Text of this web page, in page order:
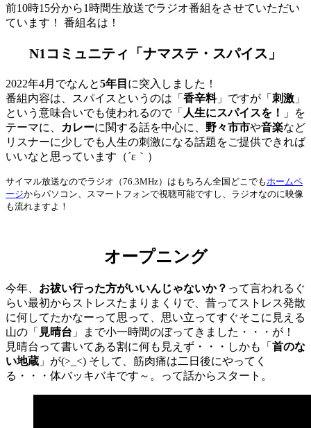
前10時15分から1時間生放送でラジオ番組をさせていただい
ています！ 番組名は！
N1コミュニティ「ナマステ・スパイス」
2022年4月でなんと5年目 に突入しました！
番組内容は、スパイスというのは「 香辛料」ですが「 刺激 」
という意味合いでも使われるので「 人生にスパイスを！
」を
テーマに、
カレーに関する話を中心に、 野々市市や音楽など
リスナーに少しでも人生の刺激になる話題をご提供できれば
いいなと思っています（´ε｀）
サイマル放送なのでラジオ（76.3MHz）はもちろん全国どこでも ホームペ
ージからパソコン、スマートフォンで視聴可能ですし、ラジオなのに映像
も流れますよ！
オープニング
今年、 お祓い行った方がいいんじゃないか？ って言われるぐ
らい最初からストレスたまりまくりで、昔ってストレス発散
に何してたかなーって思って、思い立ってすぐそこに見える
山の「 見晴台 」まで小一時間のぼってきました・・・が！
見晴台って書いてある割に何も見えず・・・しかも「 首のな
い地蔵 」が(>_<) そして、筋肉痛は二日後にやってく
る・・・体バッキバキです～。って話からスタート。